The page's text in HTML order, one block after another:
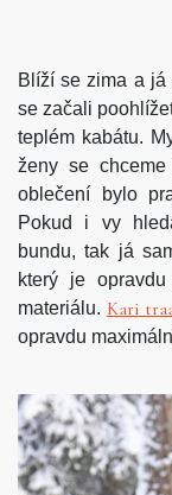
Blíží se zima a já
se začali
teplém kabátu.
ženy se
oblečení bylo
Pokud i vy
bundu, tak já
který je
materiálu. Kari
opravdu